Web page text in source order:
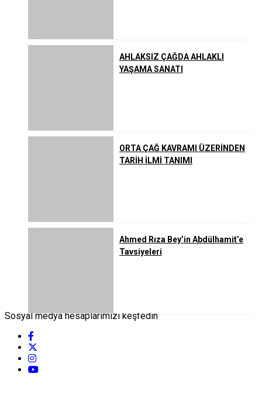
AHLAKSIZ ÇAĞDA AHLAKLI
YAŞAMA SANATI
ORTA ÇAĞ KAVRAMI ÜZERİNDEN
TARİH İLMİ TANIMI
Ahmed Rıza Bey’in Abdülhamit’e
Tavsiyeleri
Sosyal medya hesaplarımızı keşfedin